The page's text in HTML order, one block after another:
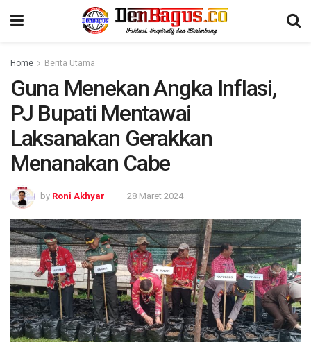
Home Berita Utama
Guna Menekan Angka Inflasi,
PJ Bupati Mentawai
Laksanakan Gerakkan
Menanakan Cabe
by Roni Akhyar 28 Maret 2024